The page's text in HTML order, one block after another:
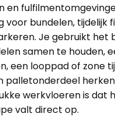
en
voor bundelen, tijdelijk
Je gebruikt het
samen te houden,
een looppad of zone
palletonderdeel
werkvloeren is dat
valt direct op.